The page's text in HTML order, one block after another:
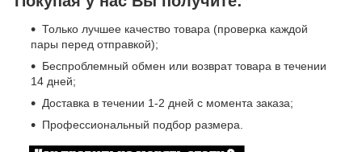
Только лучшее качество товара (проверка каждой
пары перед отправкой);
Беспроблемный обмен или возврат товара в течении
14 дней;
Доставка в течении 1-2 дней с момента заказа;
Профессиональный подбор размера.